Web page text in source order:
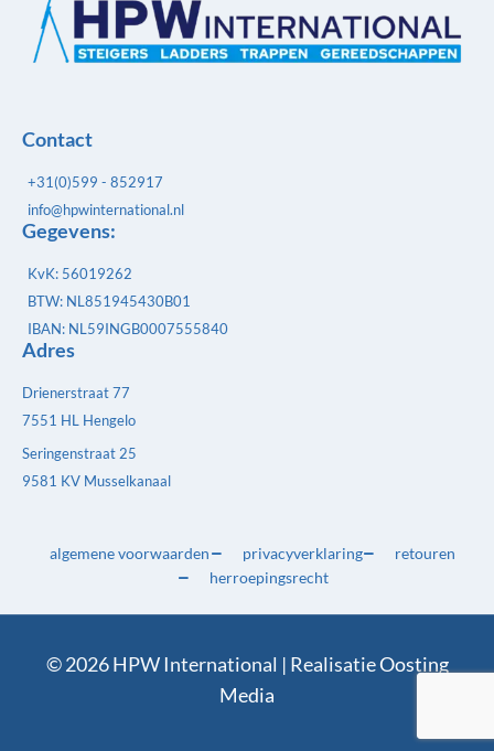
Contact
+31(0)599 - 852917
info@hpwinternational.nl
Gegevens:
KvK: 56019262
BTW: NL851945430B01
IBAN: NL59INGB0007555840
Adres
Drienerstraat 77
7551 HL Hengelo
Seringenstraat 25
9581 KV Musselkanaal
algemene voorwaarden privacyverklaring
retouren
herroepingsrecht
© 2026 HPW International | RealisatieOosting
Media